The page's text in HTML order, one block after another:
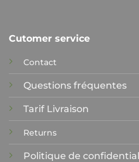
Cutomer service
Contact
Questions fréquentes
Tarif Livraison
Returns
Politique de